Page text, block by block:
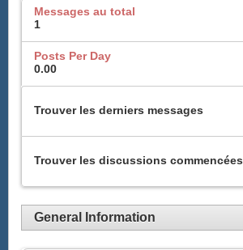
Messages au total
1
Posts Per Day
0.00
Trouver les derniers messages
Trouver les discussions commencées
General Information